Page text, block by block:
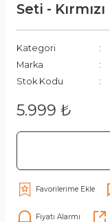
Seti - Kırmızı
Kategori
Marka
Stok Kodu
5.999 ₺
Fiyatı Alarmı